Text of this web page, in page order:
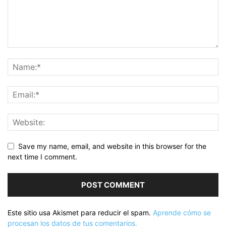
Save my name, email, and website in this browser for the
next time I comment.
Este sitio usa Akismet para reducir el spam. Aprende cómo se
procesan los datos de tus comentarios.